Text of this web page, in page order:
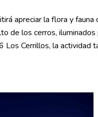
apreciar la flora y fauna
de los cerros, iluminados
Los Cerrillos, la actividad